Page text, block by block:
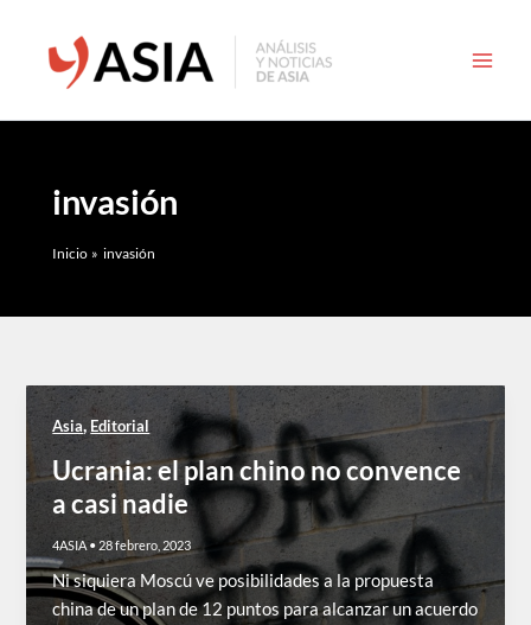
contenido
invasión
Inicio invasión
Asia, Editorial
Ucrania: el plan chino no convence
a casi nadie
4ASIA• 28 febrero, 2023
Ni siquiera Moscú ve posibilidades a la propuesta
china de un plan de 12 puntos para alcanzar un acuerdo